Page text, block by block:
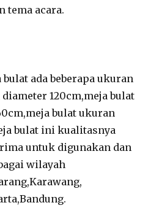
tema acara.
ada beberapa ukuran
120cm,meja bulat
bulat ukuran
bulat ini kualitasnya
untuk digunakan dan
wilayah